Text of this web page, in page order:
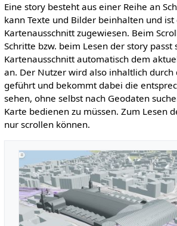
Eine story besteht aus einer Reihe an
kann Texte und Bilder beinhalten und
Kartenausschnitt zugewiesen. Beim
Schritte bzw. beim Lesen der story passt
Kartenausschnitt automatisch dem
an. Der Nutzer wird also inhaltlich durch
geführt und bekommt dabei die
sehen, ohne selbst nach Geodaten
Karte bedienen zu müssen. Zum Lesen
nur scrollen können.